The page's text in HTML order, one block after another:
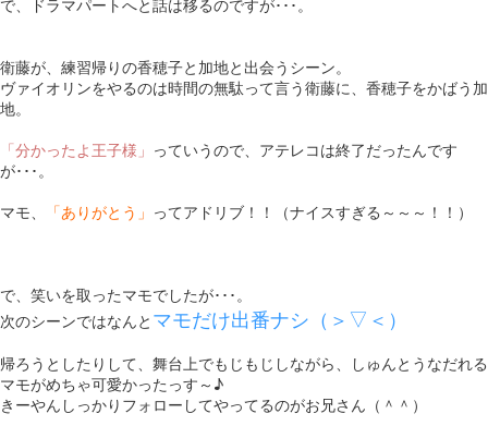
衛藤が、練習帰りの香穂子と加地と出会うシーン。
ヴァイオリンをやるのは時間の無駄って言う衛藤に、香穂子をかばう加
地。
「分かったよ王子様」 っていうので、アテレコは終了だったんです
が･･･。
マモ、
「ありがとう」 ってアドリブ！！（ナイスすぎる～～～！！）
で、笑いを取ったマモでしたが･･･。
次のシーンではなんと マモだけ出番ナシ（＞▽＜）
帰ろうとしたりして、舞台上でもじもじしながら、しゅんとうなだれる
マモがめちゃ可愛かったっす～♪
きーやんしっかりフォローしてやってるのがお兄さん（＾＾）